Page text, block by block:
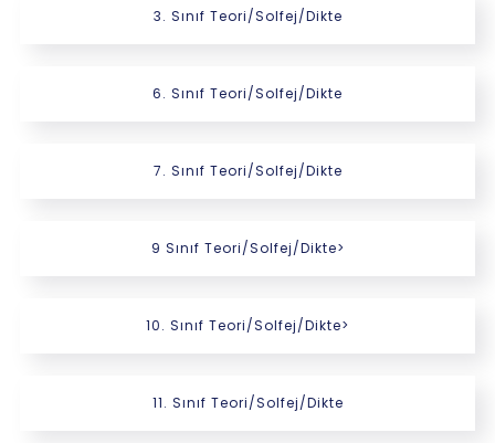
3. Sınıf Teori/Solfej/Dikte
6. Sınıf Teori/Solfej/Dikte
7. Sınıf Teori/Solfej/Dikte
9 Sınıf Teori/Solfej/Dikte>
10. Sınıf Teori/Solfej/Dikte>
11. Sınıf Teori/Solfej/Dikte